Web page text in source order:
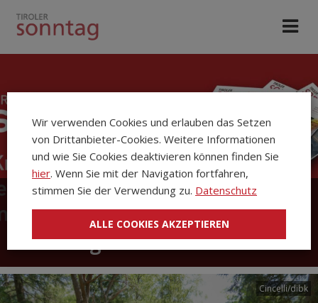
Die Kirchenzeitung Tiroler
Sonntag
Cincelli/dibk
Wir verwenden Cookies und erlauben das Setzen
von Drittanbieter-Cookies. Weitere Informationen
und wie Sie Cookies deaktivieren können finden Sie
hier. Wenn Sie mit der Navigation fortfahren,
stimmen Sie der Verwendung zu. Datenschutz
ALLE COOKIES AKZEPTIEREN